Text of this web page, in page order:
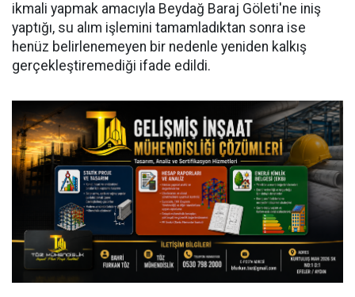
ikmali yapmak amacıyla Beydağ Baraj Göleti'ne iniş
yaptığı, su alım işlemini tamamladıktan sonra ise
henüz belirlenemeyen bir nedenle yeniden kalkış
gerçekleştiremediği ifade edildi.